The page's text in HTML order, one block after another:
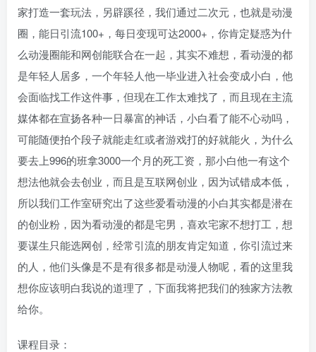
家打造一套玩法，另辟蹊径，我们通过二次元，也就是动漫
圈，能日引流100+，每日变现可达2000+，你肯定疑惑为什
么动漫圈能和网创能联合在一起，其实不难想，看动漫的都
是年轻人居多，一个年轻人他一毕业进入社会变成小白，他
会面临找工作这件事，但现在工作太难找了，而且现在主流
媒体都在宣扬各种一日暴富的神话，小白看了能不心动吗，
可能随便拍个段子就能走红或者游戏打的好就能火，为什么
要去上996的班拿3000一个月的死工资，那小白他一有这个
想法他就会去创业，而且是互联网创业，因为试错成本低，
所以我们工作室研究出了这些爱看动漫的小白其实都是潜在
的创业粉，因为看动漫的都是宅男，喜欢宅家不想打工，想
要谋生只能选网创，经常引流的朋友肯定知道，你引流过来
的人，他们头像是不是有很多都是动漫人物呢，看的这里我
想你应该明白我说的道理了，下面我将把我们的独家方法教
给你。
课程目录：